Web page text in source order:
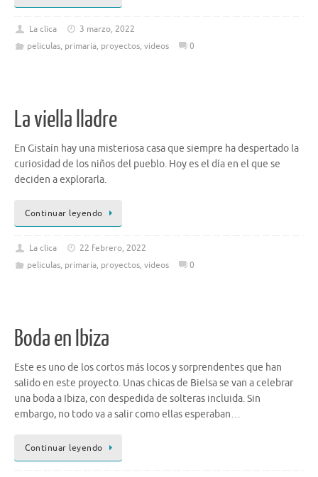
La clica
3 marzo, 2022
peliculas, primaria, proyectos, videos 0
La viella lladre
En Gistaín hay una misteriosa casa que siempre ha despertado la
curiosidad de los niños del pueblo. Hoy es el día en el que se
deciden a explorarla.
Continuar leyendo
La clica
22 febrero, 2022
peliculas, primaria, proyectos, videos 0
Boda en Ibiza
Este es uno de los cortos más locos y sorprendentes que han
salido en este proyecto. Unas chicas de Bielsa se van a celebrar
una boda a Ibiza, con despedida de solteras incluida. Sin
embargo, no todo va a salir como ellas esperaban…
Continuar leyendo